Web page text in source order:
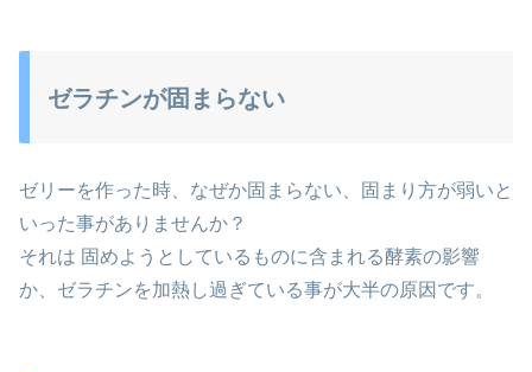
ゼラチンが固まらない
ゼリーを作った時、なぜか固まらない、固まり方が弱いと
いった事がありませんか？
それは 固めようとしているものに含まれる酵素の影響
か、ゼラチンを加熱し過ぎている事が大半の原因です。